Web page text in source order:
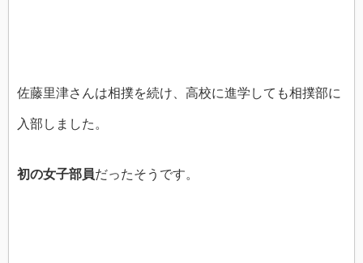
佐藤里津さんは相撲を続け、高校に進学しても相撲部に
入部しました。
初の女子部員だったそうです。